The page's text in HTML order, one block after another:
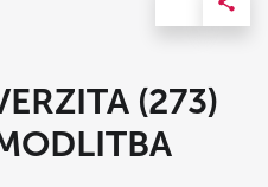
(273)